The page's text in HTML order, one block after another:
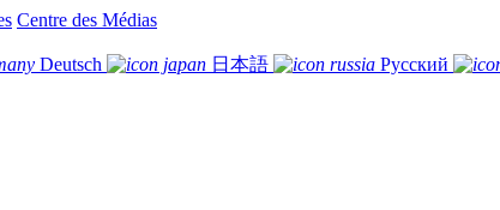
Centre des Médias
Deutsch 日本語 Русский